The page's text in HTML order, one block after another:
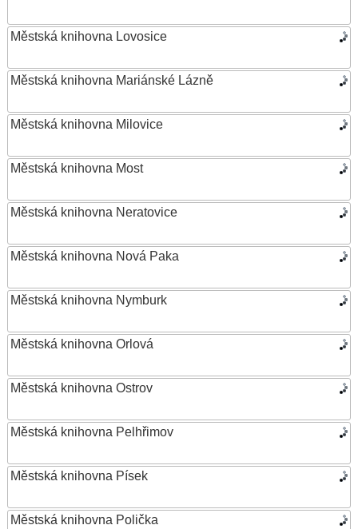
Městská knihovna Lovosice
Městská knihovna Mariánské Lázně
Městská knihovna Milovice
Městská knihovna Most
Městská knihovna Neratovice
Městská knihovna Nová Paka
Městská knihovna Nymburk
Městská knihovna Orlová
Městská knihovna Ostrov
Městská knihovna Pelhřimov
Městská knihovna Písek
Městská knihovna Polička